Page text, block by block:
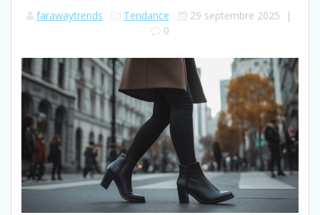
farawaytrends Tendance 29 septembre 2025 |
0